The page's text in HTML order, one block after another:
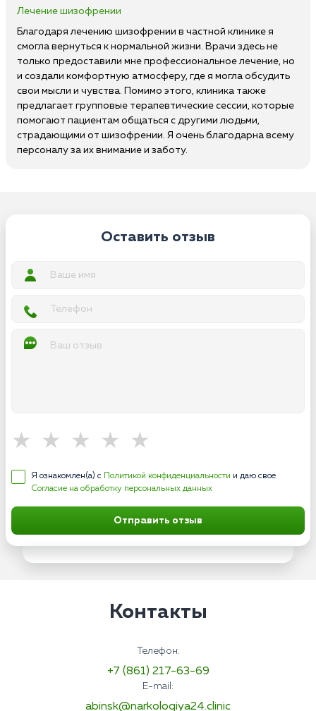
Лечение шизофрении
Благодаря лечению шизофрении в частной клинике я
смогла вернуться к нормальной жизни. Врачи здесь не
только предоставили мне профессиональное лечение, но
и создали комфортную атмосферу, где я могла обсудить
свои мысли и чувства. Помимо этого, клиника также
предлагает групповые терапевтические сессии, которые
помогают пациентам общаться с другими людьми,
страдающими от шизофрении. Я очень благодарна всему
персоналу за их внимание и заботу.
Оставить отзыв
Я ознакомлен(а) с Политикой конфиденциальности и даю свое
Согласие на обработку персональных данных
Отправить отзыв
Контакты
Телефон:
+7 (861) 217-63-69
E-mail:
abinsk@narkologiya24.clinic